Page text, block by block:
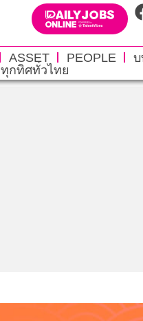
ASSET PEOPLE
ทุกทิศทั่วไทย